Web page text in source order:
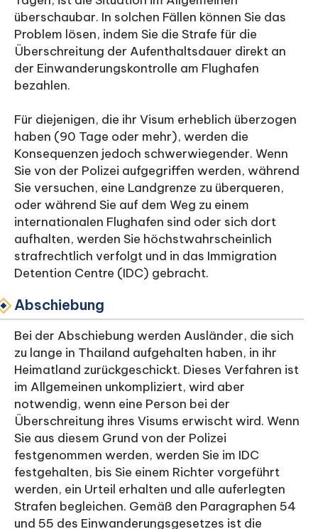
überschaubar. In solchen Fällen können Sie das
Problem lösen, indem Sie die Strafe für die
Überschreitung der Aufenthaltsdauer direkt an
der Einwanderungskontrolle am Flughafen
bezahlen.
Für diejenigen, die ihr Visum erheblich überzogen
haben (90 Tage oder mehr), werden die
Konsequenzen jedoch schwerwiegender. Wenn
Sie von der Polizei aufgegriffen werden, während
Sie versuchen, eine Landgrenze zu überqueren,
oder während Sie auf dem Weg zu einem
internationalen Flughafen sind oder sich dort
aufhalten, werden Sie höchstwahrscheinlich
strafrechtlich verfolgt und in das Immigration
Detention Centre (IDC) gebracht.
Abschiebung
Bei der Abschiebung werden Ausländer, die sich
zu lange in Thailand aufgehalten haben, in ihr
Heimatland zurückgeschickt. Dieses Verfahren ist
im Allgemeinen unkompliziert, wird aber
notwendig, wenn eine Person bei der
Überschreitung ihres Visums erwischt wird. Wenn
Sie aus diesem Grund von der Polizei
festgenommen werden, werden Sie im IDC
festgehalten, bis Sie einem Richter vorgeführt
werden, ein Urteil erhalten und alle auferlegten
Strafen begleichen. Gemäß den Paragraphen 54
und 55 des Einwanderungsgesetzes ist die